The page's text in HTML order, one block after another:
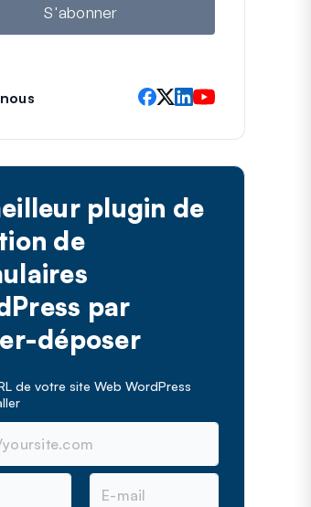
S'abonner
plugin de
de
par
déposer
de votre site Web WordPress
E